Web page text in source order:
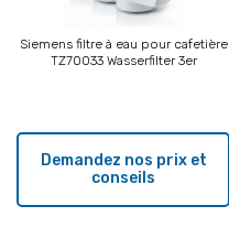
Siemens filtre à eau pour cafetière
TZ70033 Wasserfilter 3er
Demandez nos prix et
conseils